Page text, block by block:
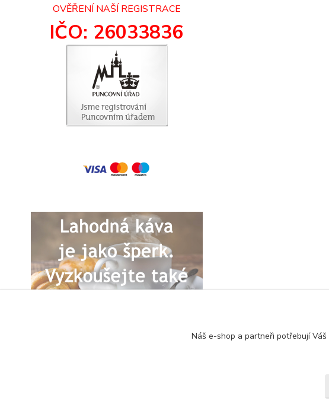
OVĚŘENÍ NAŠÍ REGISTRACE
IČO: 26033836
Náš e-shop a partneři potřebují Váš